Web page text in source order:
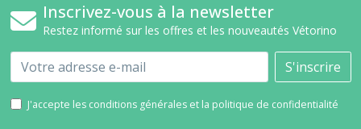
Inscrivez-vous à la newsletter
Restez informé sur les offres et les nouveautés Vétorino
Email S'inscrire
J'accepte les conditions générales et la politique de confidentialité